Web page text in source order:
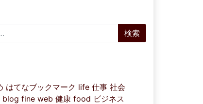
はてなブックマーク life 仕事 社会
blog fine web 健康 food ビジネス